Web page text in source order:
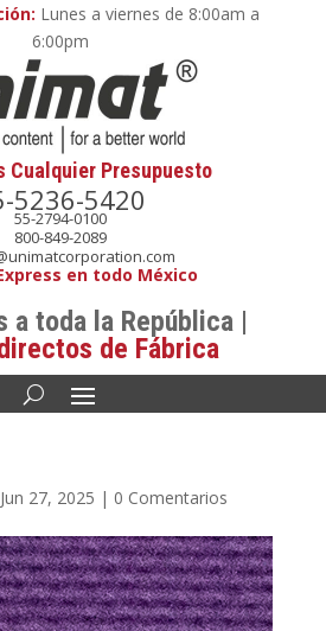
Lunes a viernes de 8:00am a
6:00pm
Cualquier Presupuesto
5236-5420
55-2794-0100
800-849-2089
en todo México
a toda la República |
de Fábrica
Jun 27, 2025 | 0 Comentarios